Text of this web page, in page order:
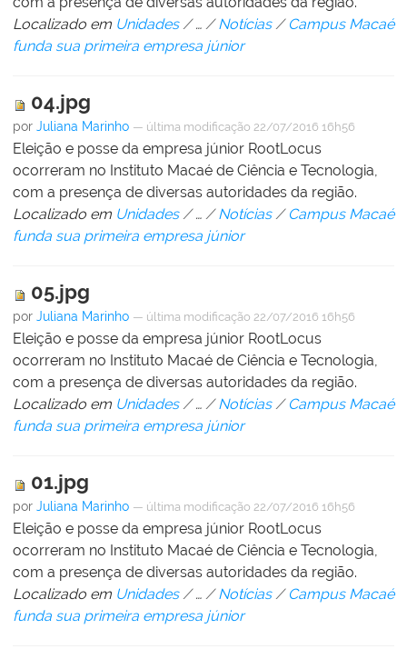
Localizado em Unidades /… /Notícias / Campus Macaé
funda sua primeira empresa júnior
04.jpg
por Juliana Marinho — última modificação 22/07/2016 16h56
Eleição e posse da empresa júnior RootLocus
ocorreram no Instituto Macaé de Ciência e Tecnologia,
com a presença de diversas autoridades da região.
Localizado em Unidades /… /Notícias / Campus Macaé
funda sua primeira empresa júnior
05.jpg
por Juliana Marinho — última modificação 22/07/2016 16h56
Eleição e posse da empresa júnior RootLocus
ocorreram no Instituto Macaé de Ciência e Tecnologia,
com a presença de diversas autoridades da região.
Localizado em Unidades /… /Notícias / Campus Macaé
funda sua primeira empresa júnior
01.jpg
por Juliana Marinho — última modificação 22/07/2016 16h56
Eleição e posse da empresa júnior RootLocus
ocorreram no Instituto Macaé de Ciência e Tecnologia,
com a presença de diversas autoridades da região.
Localizado em Unidades /… /Notícias / Campus Macaé
funda sua primeira empresa júnior